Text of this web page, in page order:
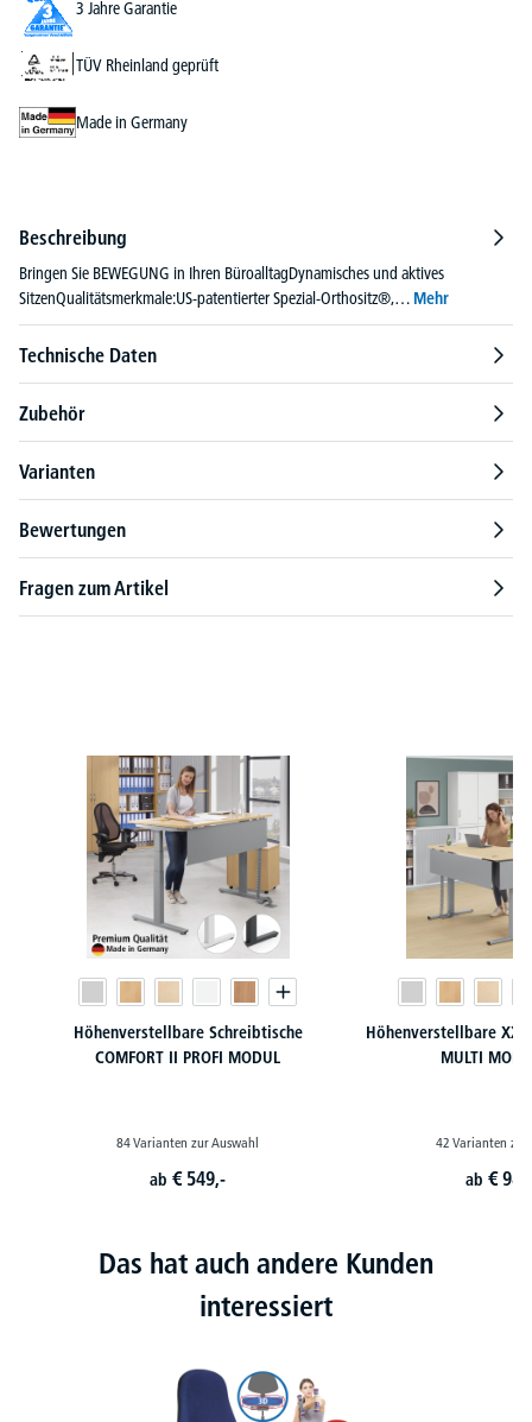
3 Jahre Garantie
TÜV Rheinland geprüft
Made in Germany
Beschreibung
Bringen Sie BEWEGUNG in Ihren BüroalltagDynamisches und aktives
SitzenQualitätsmerkmale:US-patentierter Spezial-Orthositz®,… Mehr
Technische Daten
Zubehör
Varianten
Bewertungen
Fragen zum Artikel
Höhenverstellbare Schreibtische
COMFORT II PROFI MODUL
84 Varianten zur Auswahl
ab€ 549,-
Höhenverstellbare
MULTI
42 Varianten zur
ab €
Das hat auch andere Kunden
interessiert